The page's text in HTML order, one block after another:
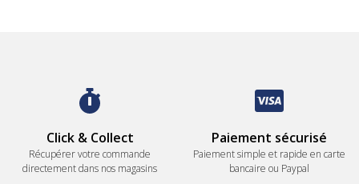
Click & Collect
Récupérer votre commande
directement dans nos magasins
Paiement sécurisé
Paiement simple et rapide en carte
bancaire ou Paypal